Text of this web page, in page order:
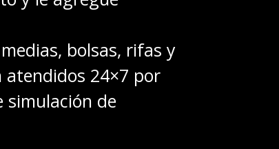
bolsas, rifas y
atendidos 24×7 por
de